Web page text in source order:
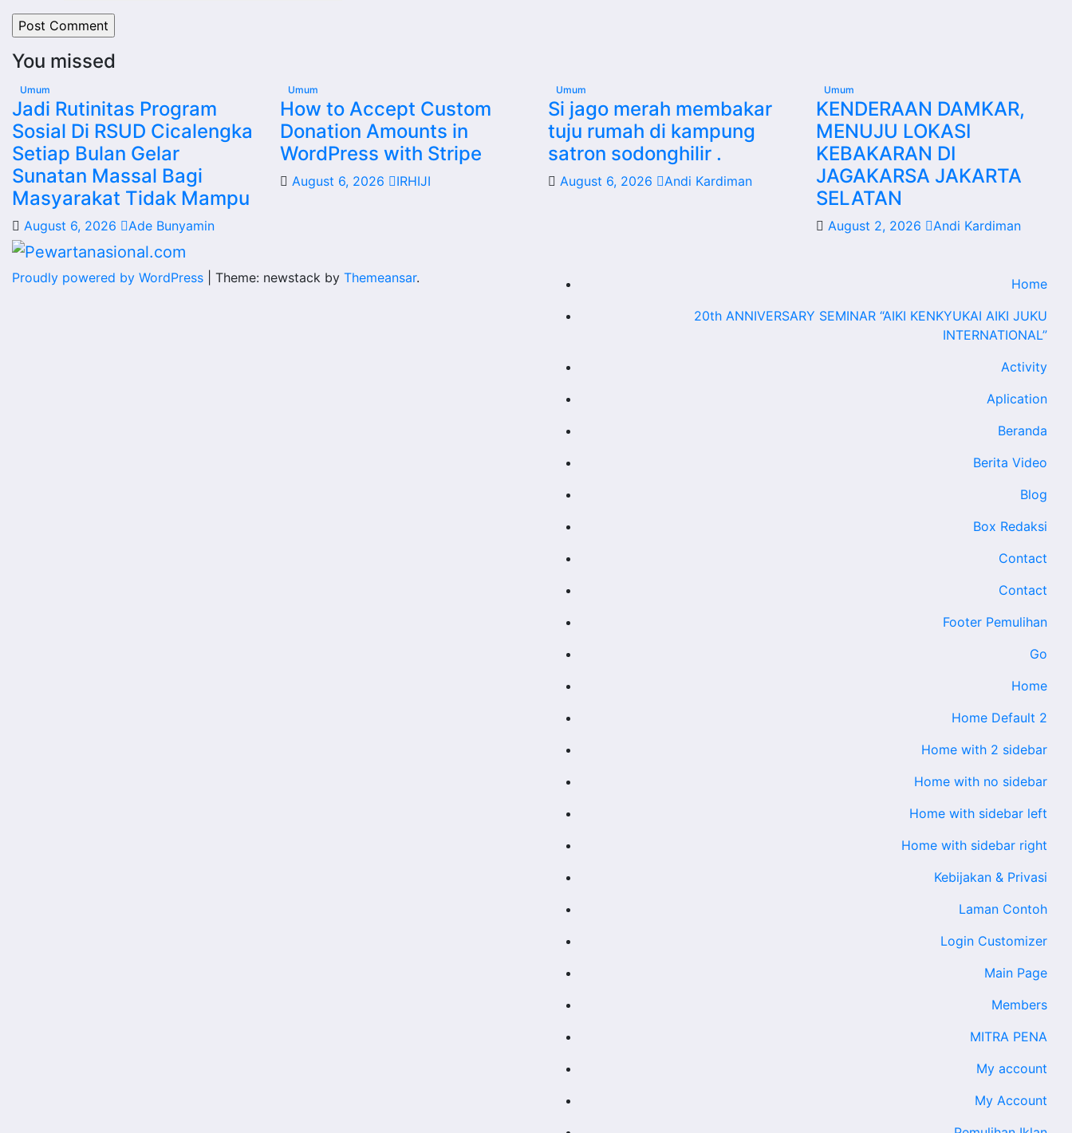
You missed
Umum
Jadi Rutinitas Program
Sosial Di RSUD Cicalengka
Setiap Bulan Gelar
Sunatan Massal Bagi
Masyarakat Tidak Mampu
August 6, 2026 Ade Bunyamin
Umum
How to Accept Custom
Donation Amounts in
WordPress with Stripe
August 6, 2026 IRHIJI
Umum
Si jago merah membakar
tuju rumah di kampung
satron sodonghilir .
August 6, 2026 Andi Kardiman
Umum
KENDERAAN DAMKAR,
MENUJU LOKASI
KEBAKARAN DI
JAGAKARSA JAKARTA
SELATAN
August 2, 2026 Andi Kardiman
Proudly powered by WordPress Theme: newstack by Themeansar.
Home
20th ANNIVERSARY SEMINAR “AIKI KENKYUKAI AIKI JUKU
INTERNATIONAL”
Activity
Aplication
Beranda
Berita Video
Blog
Box Redaksi
Contact
Contact
Footer Pemulihan
Go
Home
Home Default 2
Home with 2 sidebar
Home with no sidebar
Home with sidebar left
Home with sidebar right
Kebijakan & Privasi
Laman Contoh
Login Customizer
Main Page
Members
MITRA PENA
My account
My Account